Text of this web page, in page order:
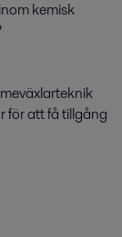
kemisk
för att få tillgång